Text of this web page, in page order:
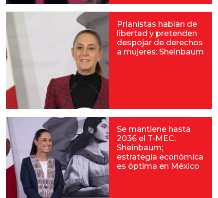
Prianistas hablan de
libertad y pretenden
despojar de derechos
a mujeres: Sheinbaum
Se mantiene hasta
2036 el T-MEC:
Sheinbaum;
estrategia económica
es óptima en México